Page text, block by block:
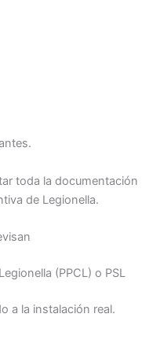
toda la documentación
de Legionella.
(PPCL) o PSL
a la instalación real.